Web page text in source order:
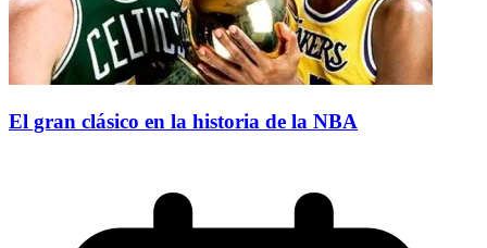
El gran clásico en la historia de la NBA